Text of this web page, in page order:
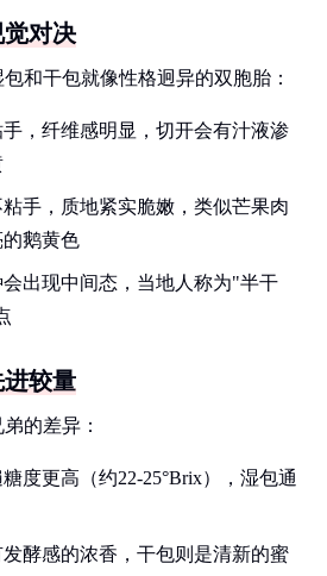
对决
和干包就像性格迥异的双胞胎：
，纤维感明显，切开会有汁液渗
手，质地紧实脆嫩，类似芒果肉
鹅黄色
出现中间态，当地人称为"半干
较量
的差异：
糖度更高（约22-25°Brix），湿包通
发酵感的浓香，干包则是清新的蜜